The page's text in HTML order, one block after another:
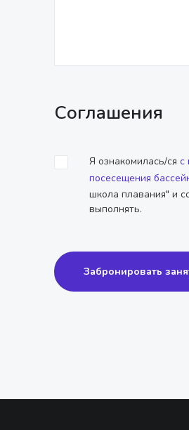
Соглашения
Я ознакомилась/сяс
посесещения
школа плавания" и
выполнять.
Забронировать